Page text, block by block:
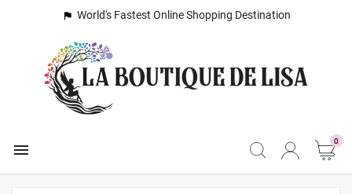
 World's Fastest Online Shopping Destination
 0